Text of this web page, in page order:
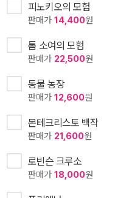
피노키오의 모험
판매가 14,400원
톰 소여의 모험
판매가 22,500원
동물 농장
판매가 12,600원
몬테크리스토 백작
판매가 21,600원
로빈슨 크루소
판매가 18,000원